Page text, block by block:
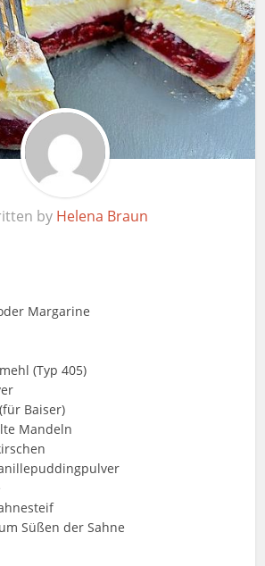
by Helena Braun
Margarine
(Typ 405)
Baiser)
Mandeln
Süßen der Sahne